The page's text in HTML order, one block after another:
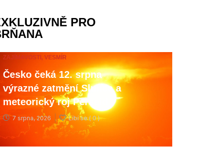
PRO
ZAJÍMAVOSTI,VESMÍR
Česko čeká 12. srpna
výrazné zatmění Slunce a
meteorický roj Perseid
7 srpna, 2026 Líbí se (0 )